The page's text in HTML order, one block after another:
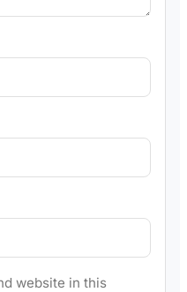
website in this